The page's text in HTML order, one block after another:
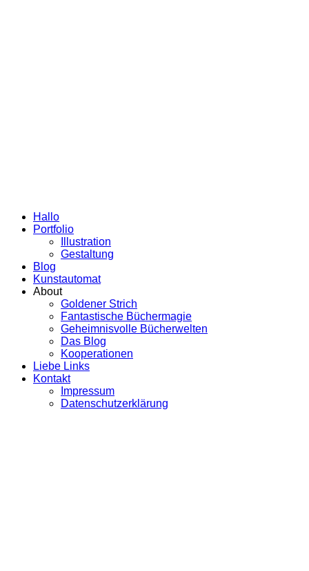
Hallo
Portfolio
Illustration
Gestaltung
Blog
Kunstautomat
About
Goldener Strich
Fantastische Büchermagie
Geheimnisvolle Bücherwelten
Das Blog
Kooperationen
Liebe Links
Kontakt
Impressum
Datenschutzerklärung